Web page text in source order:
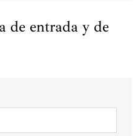
de entrada y de